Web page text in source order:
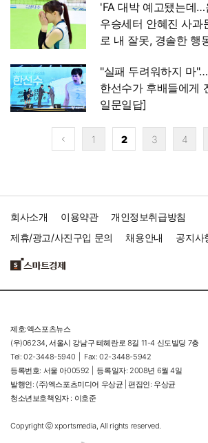
'FA 대박 예고됐는데
우승세터 안혜진 사과
로 내 잘못, 경솔한 행
"실패 두려워하지 마
한선수가 후배들에게
일문일답]
1 2 3 4
회사소개 이용약관
개인정보취급방침
제휴/광고/사진구입 문의
채용안내 공지사
제호:엑스포츠뉴스
(우)06234, 서울시 강남구 테헤란로 8길 11-4 신도빌딩 7층
Tel: 02-3448-5940 |
Fax: 02-3448-5942
등록번호: 서울 아00592 |
등록일자: 2008년 6월 4일
발행인: (주)엑스포츠미디어 우상균 | 편집인: 우상균
청소년보호책임자 : 이호준
Copyright ⓒ xportsmedia, All rights reserved.